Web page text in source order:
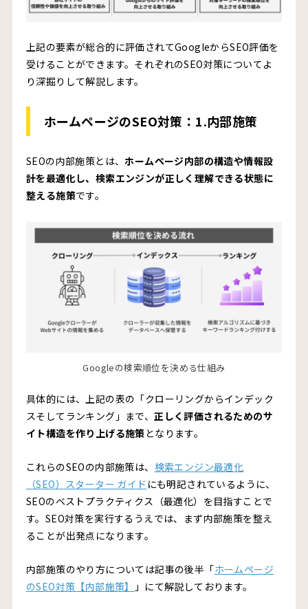
上記の要素が総合的に評価されてGoogleからSEO評価を
受けることができます。それぞれのSEO対策についてよ
り深掘りして解説します。
ホームページのSEO対策：1.内部施策
SEOの内部施策とは、ホームページ内部の構造や情報設
計を最適化し、検索エンジンが正しく理解できる状態に
整える施策です。
Googleの検索順位を決める仕組み
具体的には、上記の表の「クローリングからインデック
スそしてランキング」まで、正しく評価されるためのサ
イト構造を作り上げる施策となります。
これらのSEOの内部施策は、 検索エンジン最適化
（SEO）スターター ガイド にも明記されているように、
SEOのベストプラクティクス（最適化）を目指すことで
す。SEO対策を実行するうえでは、まず内部施策を整え
ることが出発点になります。
内部施策のやり方については記事の後半「ホームページ
のSEO対策【内部施策】
」にて解説しております。